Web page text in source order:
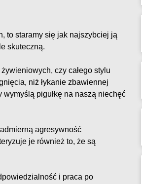
to staramy się jak najszybciej ją
skuteczną.
czy całego stylu
niż łykanie zbawiennej
pigułkę na naszą niechęć
agresywność
je również to, że są
i praca po